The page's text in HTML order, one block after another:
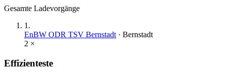
Gesamte Ladevorgänge
1 .
EnBW ODR TSV Bernstadt · Bernstadt
2 ×
Effizienteste